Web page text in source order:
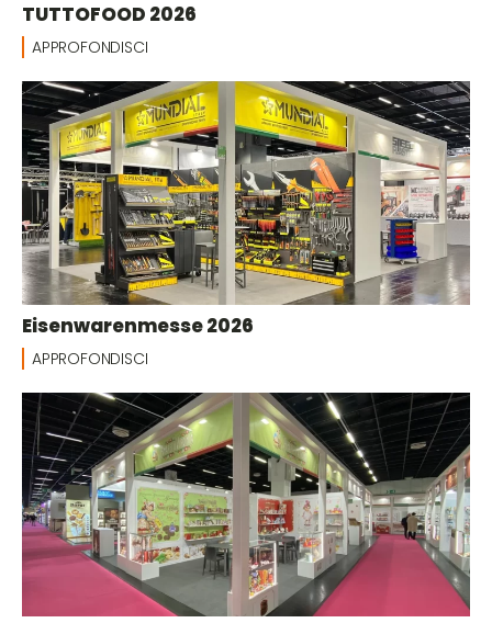
TUTTOFOOD 2026
APPROFONDISCI
Eisenwarenmesse 2026
APPROFONDISCI